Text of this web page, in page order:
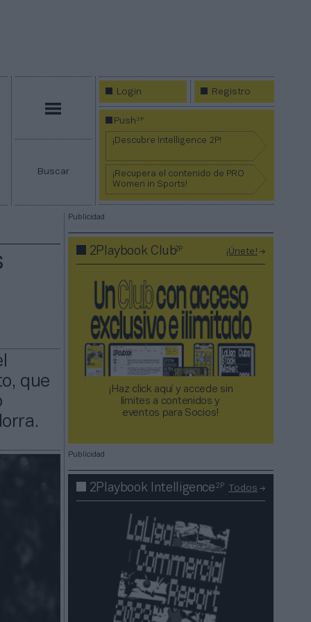
Buscar
Login Registro
Push2P
¡Descubre Intelligence 2P!
¡Recupera el contenido de PRO
Women in Sports!
que
Publicidad
2Playbook Club2P ¡Únete!
¡Haz click aquí y accede sin
límites a contenidos y
eventos para Socios!​​​​​​​
Publicidad
2Playbook Intelligence2P Todos